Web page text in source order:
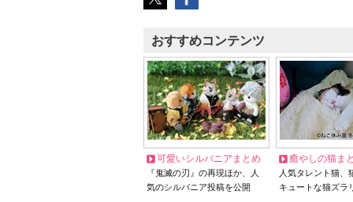
おすすめコンテンツ
可愛いシルバニアまとめ
『鬼滅の刃』の再現ほか、人
気のシルバニア投稿を公開
癒やしの猫ま
人気タレント猫
キュートな猫ズラ